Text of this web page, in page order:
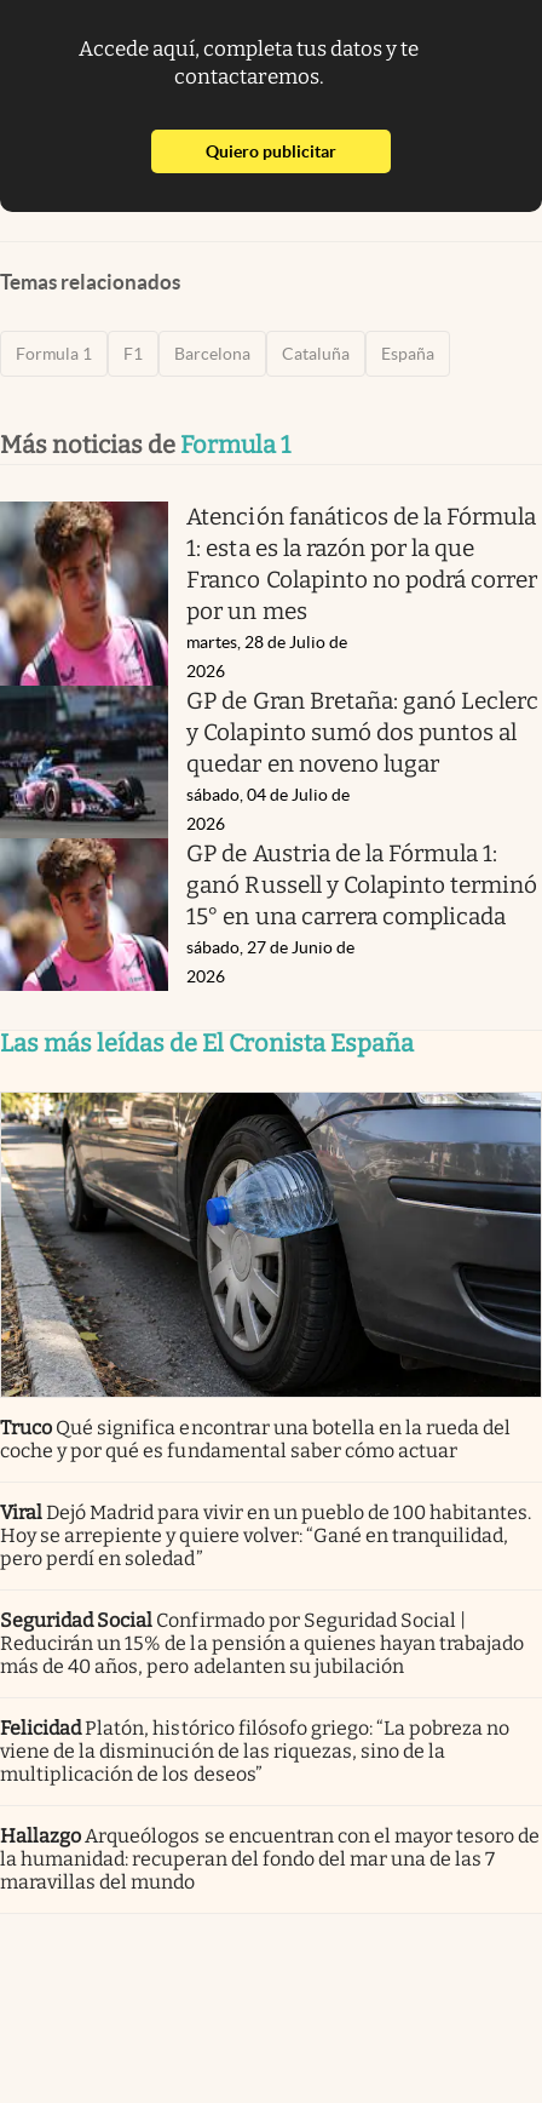
Accede aquí, completa tus datos y te
contactaremos.
Quiero publicitarabre en nueva pestaña
Temas relacionados
Formula 1 F1 Barcelona Cataluña España
Más noticias de Formula 1
Atención fanáticos de la Fórmula
1: esta es la razón por la que
Franco Colapinto no podrá correr
por un mes
martes, 28 de Julio de
2026
GP de Gran Bretaña: ganó Leclerc
y Colapinto sumó dos puntos al
quedar en noveno lugar
sábado, 04 de Julio de
2026
GP de Austria de la Fórmula 1:
ganó Russell y Colapinto terminó
15° en una carrera complicada
sábado, 27 de Junio de
2026
Las más leídas de El Cronista España
Truco Qué significa encontrar una botella en la rueda del
coche y por qué es fundamental saber cómo actuar
ViralDejó Madrid para vivir en un pueblo de 100 habitantes.
Hoy se arrepiente y quiere volver: “Gané en tranquilidad,
pero perdí en soledad”
Seguridad Social Confirmado por Seguridad Social |
Reducirán un 15% de la pensión a quienes hayan trabajado
más de 40 años, pero adelanten su jubilación
FelicidadPlatón, histórico filósofo griego: “La pobreza no
viene de la disminución de las riquezas, sino de la
multiplicación de los deseos”
Hallazgo Arqueólogos se encuentran con el mayor tesoro de
la humanidad: recuperan del fondo del mar una de las 7
maravillas del mundo